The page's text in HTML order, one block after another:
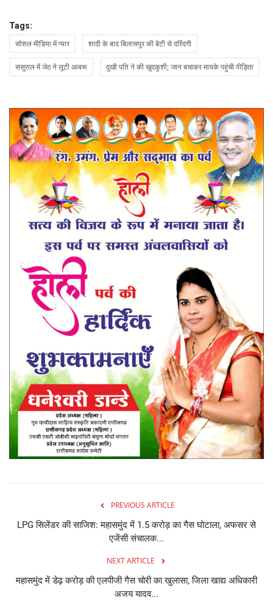
Tags:
सोशल मीडिया में प्यार शादी के बाद बिलासपुर की बेटी से दरिंदगी
ससुराल में जेठ ने लूटी आबरू दुखी पति ने की खुदकुशी; जान बचाकर मायके पहुंची पीड़िता
PREVIOUS ARTICLE
LPG सिलेंडर की साजिश: महासमुंद में 1.5 करोड़ का गैस घोटाला, अफसर से
एजेंसी संचालक...
NEXT ARTICLE
महासमुंद में डेढ़ करोड़ की एलपीजी गैस चोरी का खुलासा, जिला खाद्य अधिकारी
अजय यादव...